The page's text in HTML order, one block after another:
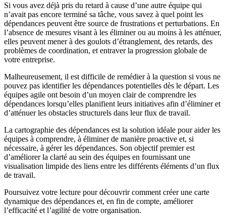
Si vous avez déjà pris du retard à cause d’une autre équipe qui
n’avait pas encore terminé sa tâche, vous savez à quel point les
dépendances peuvent être source de frustrations et perturbations. En
l’absence de mesures visant à les éliminer ou au moins à les atténuer,
elles peuvent mener à des goulots d’étranglement, des retards, des
problèmes de coordination, et entraver la progression globale de
votre entreprise.
Malheureusement, il est difficile de remédier à la question si vous ne
pouvez pas identifier les dépendances potentielles dès le départ. Les
équipes agile ont besoin d’un moyen clair de comprendre les
dépendances lorsqu’elles planifient leurs initiatives afin d’éliminer et
d’atténuer les obstacles structurels dans leur flux de travail.
La cartographie des dépendances est la solution idéale pour aider les
équipes à comprendre, à éliminer de manière proactive et, si
nécessaire, à gérer les dépendances. Son objectif premier est
d’améliorer la clarté au sein des équipes en fournissant une
visualisation limpide des liens entre les différents éléments d’un flux
de travail.
Poursuivez votre lecture pour découvrir comment créer une carte
dynamique des dépendances et, en fin de compte, améliorer
l’efficacité et l’agilité de votre organisation.